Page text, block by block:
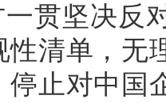
贯坚决反
性清单，无
停止对中国